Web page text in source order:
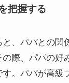
把握する
、パパとの関
際、パパの好
。パパが高級